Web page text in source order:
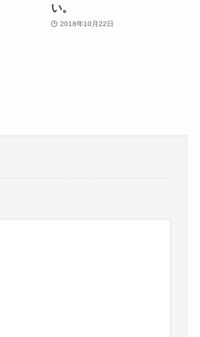
い。
2018年10月22日